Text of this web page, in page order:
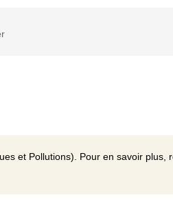
et Pollutions). Pour en savoir plus,